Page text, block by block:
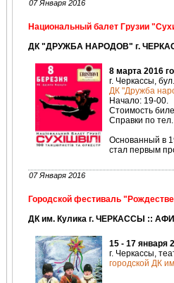
07 Января 2016
Национальный балет Грузии
ДК "ДРУЖБА НАРОДОВ" г.
8 марта 2016
г. Черкассы,
ДК "Дружба
Начало: 19-00.
Стоимость
Справки по
Основанный в
стал первым
07 Января 2016
Городской фестиваль
ДК им. Кулика г. ЧЕРКАССЫ ::
15 - 17 января
г. Черкассы,
городской ДК